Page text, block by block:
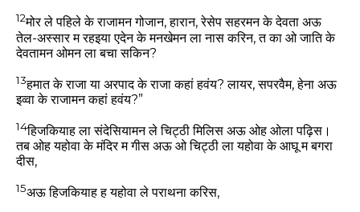
12मोर ले पहिले के राजामन गोजान, हारान, रेसेप सहरमन के देवता अऊ
तेल-अस्सार म रहइया एदेन के मनखेमन ला नास करिन, त का ओ जाति के
देवतामन ओमन ला बचा सकिन?
13हमात के राजा या अरपाद के राजा कहां हवंय? लायर, सपरवैम, हेना अऊ
इव्वा के राजामन कहां हवंय?”
14हिजकियाह ला संदेसियामन ले चिट्ठी मिलिस अऊ ओह ओला पढ़िस।
तब ओह यहोवा के मंदिर म गीस अऊ ओ चिट्ठी ला यहोवा के आघू म बगरा
दीस,
15अऊ हिजकियाह ह यहोवा ले पराथना करिस,